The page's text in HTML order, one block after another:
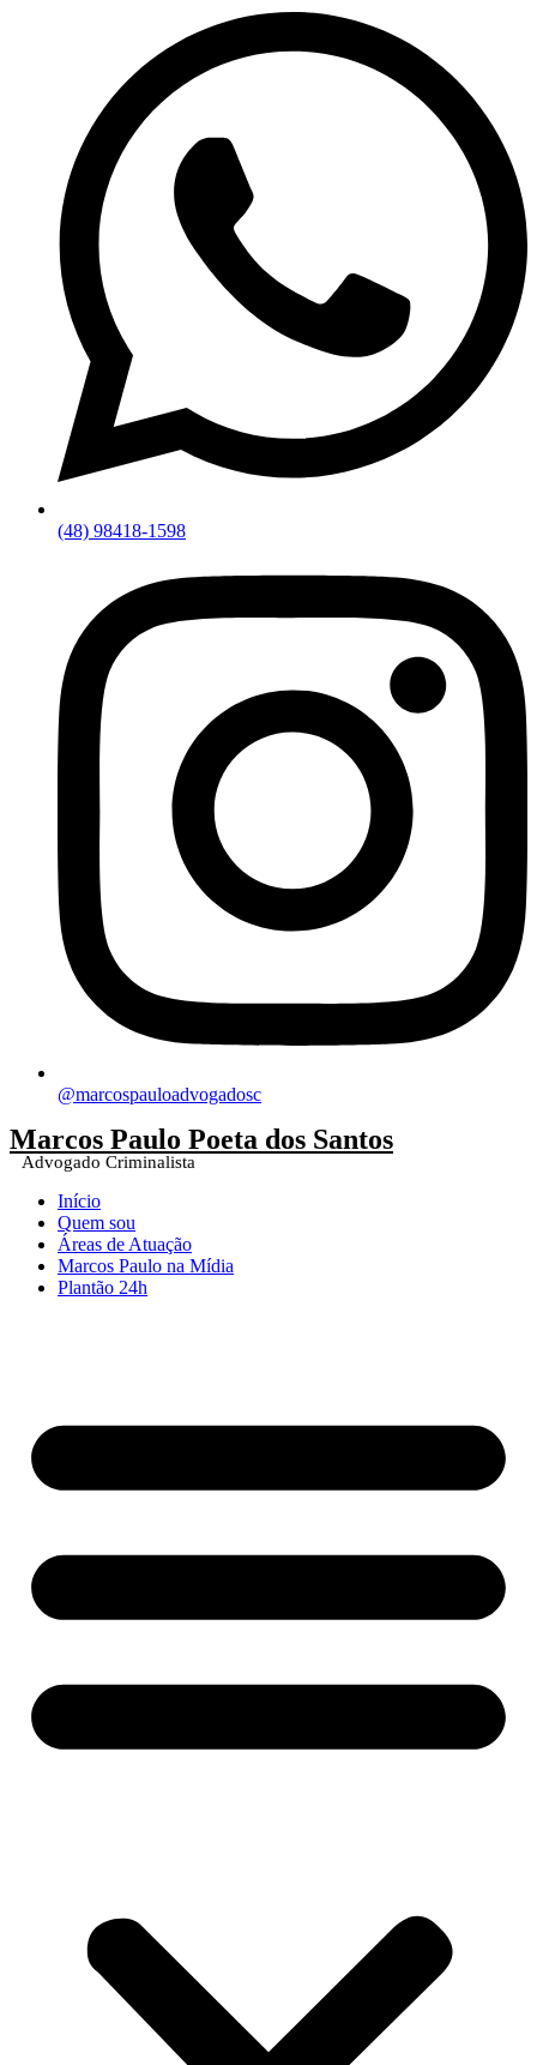
(48) 98418-1598
@marcospauloadvogadosc
Marcos Paulo Poeta dos Santos
Advogado Criminalista
Início
Quem sou
Áreas de Atuação
Marcos Paulo na Mídia
Plantão 24h